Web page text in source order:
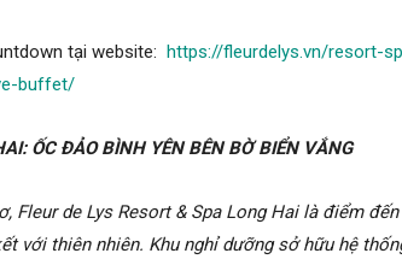
tại website: https://fleurdelys.vn/resort-
buffet/
ỐC ĐẢO BÌNH YÊN BÊN BỜ BIỂN VẮNG
Fleur de Lys Resort & Spa Long Hai là điểm
với thiên nhiên. Khu nghỉ dưỡng sở hữu hệ